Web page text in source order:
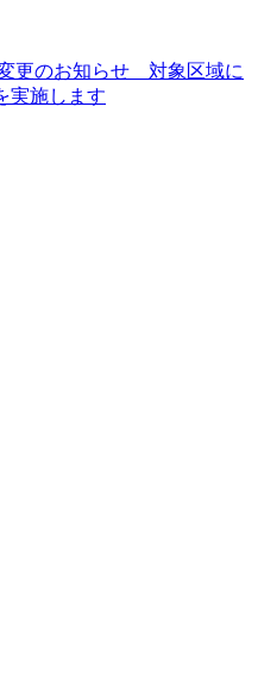
更のお知らせ 対象区域に
実施します